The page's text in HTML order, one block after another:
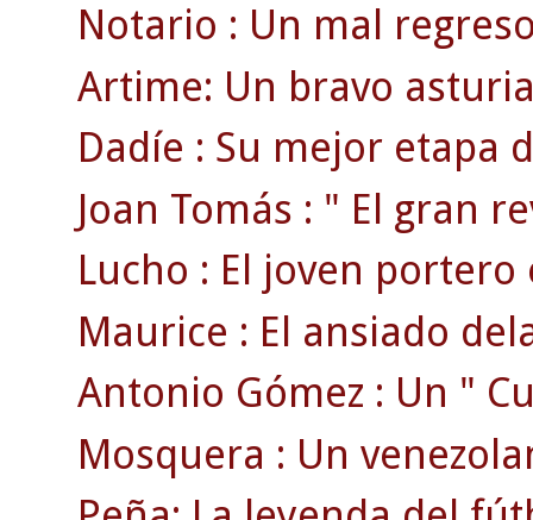
Notario : Un mal
Artime: Un bravo
Dadíe : Su mejor etapa
Joan Tomás : " El gran
Lucho : El joven
Maurice : El ansiado
Antonio Gómez : Un "
Mosquera : Un